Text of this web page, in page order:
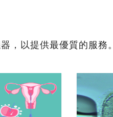
，以提供最優質的服務。